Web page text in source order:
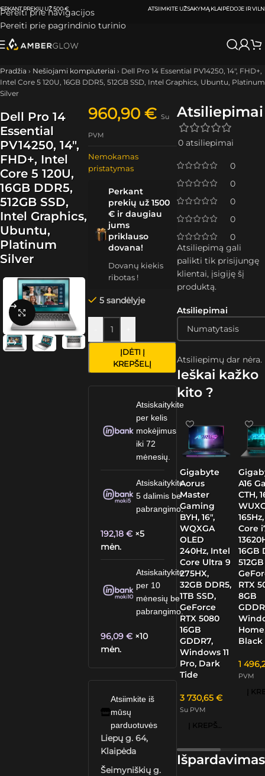
Pereiti prie navigacijos
Pereiti prie pagrindinio turinio
ATSIIMKITE UŽSAKYMĄ KLAIPĖDOJE IR VILNIUJEPER0-3 DARBO DIENAS.
Pradžia › Nešiojami kompiuteriai › Dell Pro 14 Essential PV14250, 14″, FHD+,
Intel Core 5 120U, 16GB DDR5, 512GB SSD, Intel Graphics, Ubuntu, Platinum
Silver
Dell Pro 14
Essential
PV14250, 14″,
FHD+, Intel
Core 5 120U,
16GB DDR5,
512GB SSD,
Intel Graphics,
Ubuntu,
Platinum
Silver
Spustelėkite, kad padidintumėte
960,90€ Su
PVM
Nemokamas
pristatymas
Perkant
prekių už 1500
€ ir daugiau
jums
priklauso
dovana!
Dovanų kiekis
ribotas !
5 sandėlyje
ĮDĖTI Į
KREPŠELĮ
Atsiskaitykite
per kelis
mokėjimus
iki 72
mėnesių.
Atsiskaitykite
5 dalimis be
pabrangimo.
192,18€ ×5
mėn.
Atsiskaitykite
per 10
mėnesių be
pabrangimo.
96,09€ ×10
mėn.
Atsiimkite iš
mūsų
parduotuvės
Liepų g. 64,
Klaipėda
Šeimyniškių g.
Atsiliepimai
0 atsiliepimai
0
0
0
0
0
Atsiliepimai
Atsiliepimų dar nėra.
Atsiliepimą gali
palikti tik prisijungę
klientai, įsigiję šį
produktą.
Ieškai kažko
kito ?
Gigabyte
Aorus
Master
Gaming
BYH, 16″,
WQXGA
OLED
240Hz, Intel
Core Ultra 9
275HX,
32GB DDR5,
1TB SSD,
GeForce
RTX 5080
16GB
GDDR7,
Windows 11
Pro, Dark
Tide
3 730,65 €
Su PVM
Į KREPŠELĮ
A16
CTH,
Core
16GB
RTX
8GB
Black
1
PVM
Išpardavimas